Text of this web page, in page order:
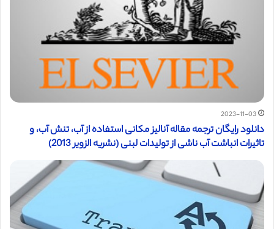
2023-11-03
دانلود رایگان ترجمه مقاله آنالیز مکانی استفاده از آب، تنش آب، و
تاثیرات انباشت آب ناشی از تولیدات لبنی (نشریه الزویر 2013)